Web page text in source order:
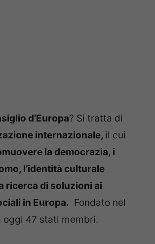
d’Europa? Si tratta di
internazionale, il cui
la democrazia, i
l’identità culturale
ricerca di soluzioni ai
in Europa. Fondato nel
oggi 47 stati membri.